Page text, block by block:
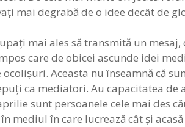
mai degrabă de o idee decât de
mai ales să transmită un
care de obicei ascunde idei
Aceasta nu înseamnă că
ca mediatori. Au capacitatea de
sunt persoanele cele mai des
mediul în care lucrează cât şi